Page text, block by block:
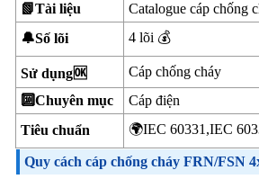
📗Tài liệu
Catalogue cáp chống
🔔Số lõi
4 lõi 💰
Sử dụng🆗
Cáp chống cháy
🔟Chuyên mục
Cáp điện
Tiêu chuẩn
🌍IEC 60331,IEC
Quy cách cáp chống cháy FRN/FSN